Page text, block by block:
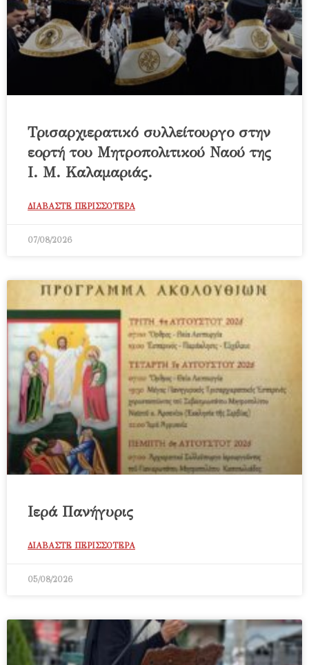
Τρισαρχιερατικό συλλείτουργο στην
εορτή του Μητροπολιτικού Ναού της
Ι. Μ. Καλαμαριάς.
ΔΙΑΒΑΣΤΕ ΠΕΡΙΣΣΟΤΕΡΑ
07/08/2026
Ιερά Πανήγυρις
ΔΙΑΒΑΣΤΕ ΠΕΡΙΣΣΟΤΕΡΑ
05/08/2026